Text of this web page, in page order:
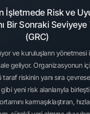
İşletmede Risk ve
Bir Sonraki Seviyeye
(GRC)
ve kuruluşların yönetmesi
geliyor. Organizasyonun
riskinin yanı sıra
yeni risk alanlarıyla
karmaşıklaştıran,